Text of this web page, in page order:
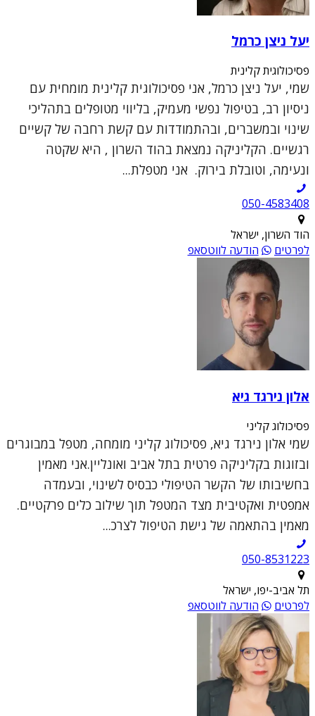
יעל ניצן כרמל
פסיכולוגית קלינית
שמי, יעל ניצן כרמל, אני פסיכולוגית קלינית מומחית עם
ניסיון רב, בטיפול נפשי מעמיק, בליווי מטופלים בתהליכי
שינוי ובמשברים, ובהתמודדות עם קשת רחבה של קשיים
רגשיים. הקליניקה נמצאת בהוד השרון , היא שקטה
ונעימה, וטובלת בירוק. אני מטפלת...
050-4583408
הוד השרון, ישראל
לפרטים
הודעה לווטסאפ
אלון נירגד גיא
פסיכולוג קליני
שמי אלון נירגד גיא, פסיכולוג קליני מומחה, מטפל במבוגרים
ובזוגות בקליניקה פרטית בתל אביב ואונליין.אני מאמין
בחשיבותו של הקשר הטיפולי כבסיס לשינוי, ובעמדה
אמפטית ואקטיבית מצד המטפל תוך שילוב כלים פרקטיים.
מאמין בהתאמה של גישת הטיפול לצרכ...
050-8531223
תל אביב-יפו, ישראל
לפרטים
הודעה לווטסאפ